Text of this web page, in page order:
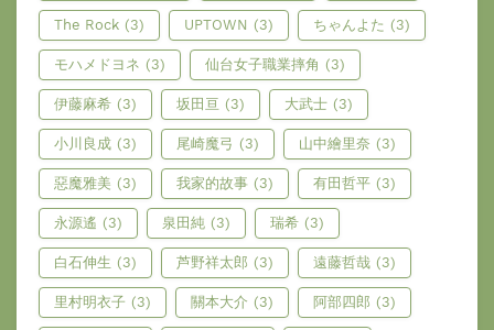
The Rock (3) UPTOWN (3) ちゃんよた (3)
モハメドヨネ (3) 仙台女子職業摔角 (3)
伊藤麻希 (3) 坂田亘 (3) 大武士 (3)
小川良成 (3) 尾崎魔弓 (3) 山中繪里奈 (3)
惡魔雅美 (3) 我家的故事 (3) 有田哲平 (3)
永源遙 (3) 泉田純 (3) 瑞希 (3)
白石伸生 (3) 芦野祥太郎 (3) 遠藤哲哉 (3)
里村明衣子 (3) 關本大介 (3) 阿部四郎 (3)